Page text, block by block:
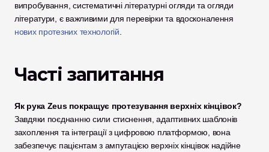
випробування, систематичні літературні огляди та огляди
літератури, є важливими для перевірки та вдосконалення
нових протезних технологій
Часті запитання
Як рука Zeus покращує протезування верхніх кінцівок?
Завдяки поєднанню сили стиснення, адаптивних шаблонів
захоплення та інтеграції з цифровою платформою, вона
забезпечує пацієнтам з ампутацією верхніх кінцівок надійне